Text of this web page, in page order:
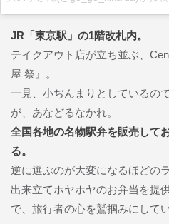
JR「東京駅」の1階改札内。
テイクアウト店が立ち並ぶ、
屋 祭』。
一見、小ぢんまりとしているの
が、あなどるなかれ。
全国各地の名物駅弁を販売して
る。
逆に選ぶのが大変になるほどの
出来立てホヤホヤのお弁当を提
で、旅行者の心を鷲掴みにしてい